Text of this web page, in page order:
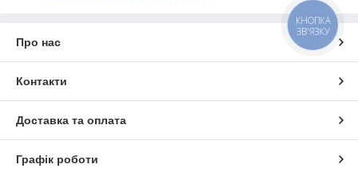
Про нас
Контакти
Доставка та оплата
Графік роботи
КНОПКА
ЗВ'ЯЗКУ